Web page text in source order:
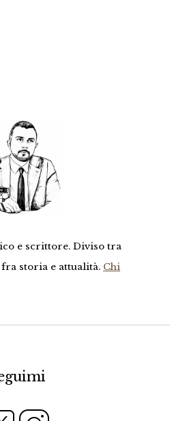
e scrittore. Diviso tra
storia e attualità. Chi